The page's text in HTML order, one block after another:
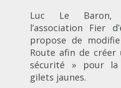
Luc Le Baron,
l’association Fier
propose de
Route afin de
sécurité » pour
gilets jaunes.